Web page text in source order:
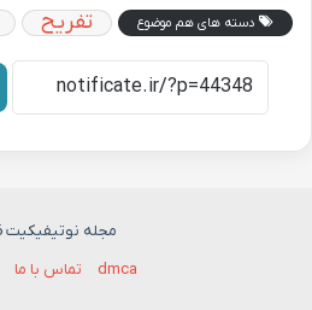
دسته های هم موضوع تفریح
مجله نوتیفیکیت 2026
dmca
تماس با ما